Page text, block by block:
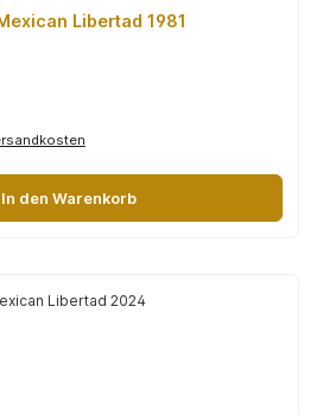
Libertad 1981
In den Warenkorb